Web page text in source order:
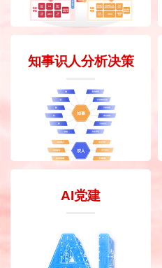
知事识人分析决策
AI党建